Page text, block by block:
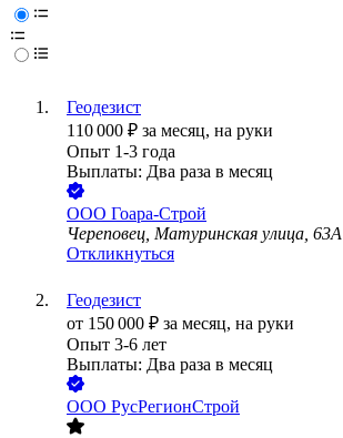
Геодезист
110 000 ₽ за месяц, на руки
Опыт 1-3 года
Выплаты: Два раза в месяц
ООО Гоара-Строй
Череповец, Матуринская улица, 63А
Откликнуться
Геодезист
от 150 000 ₽ за месяц, на руки
Опыт 3-6 лет
Выплаты: Два раза в месяц
ООО РусРегионСтрой